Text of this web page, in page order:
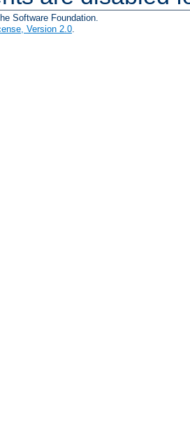
Software Foundation.
Version 2.0.